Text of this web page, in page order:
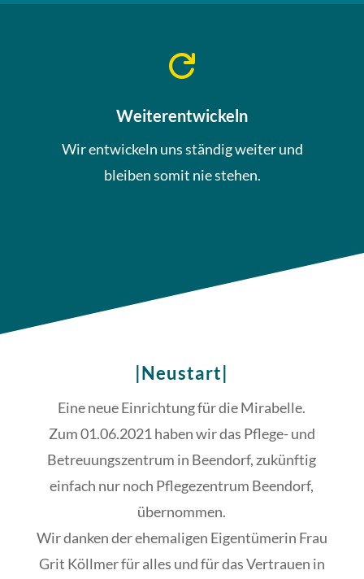

Weiterentwickeln
Wir entwickeln uns ständig weiter und
bleiben somit nie stehen.
|Neustart|
Eine neue Einrichtung für die Mirabelle.
Zum 01.06.2021 haben wir das Pflege- und
Betreuungszentrum in Beendorf, zukünftig
einfach nur noch Pflegezentrum Beendorf,
übernommen.
Wir danken der ehemaligen Eigentümerin Frau
Grit Köllmer für alles und für das Vertrauen in